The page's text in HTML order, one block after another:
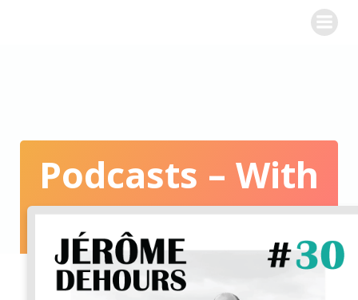
Podcasts – With
Sidebar